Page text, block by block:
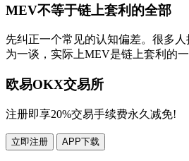
MEV不等于链上套利的全部
先纠正一个常见的认知偏差。很多
为一谈，实际上MEV是链上套利的一
欧易OKX交易所
注册即享20%交易手续费永久减免!
立即注册 APP下载